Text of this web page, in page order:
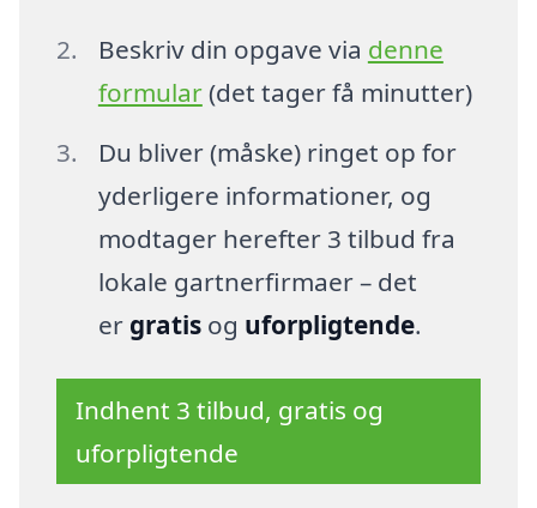
Beskriv din opgave via denne
formular(det tager få minutter)
Du bliver (måske) ringet op for
yderligere informationer, og
modtager herefter 3 tilbud fra
lokale gartnerfirmaer – det
er gratisog uforpligtende.
Indhent 3 tilbud, gratis og
uforpligtende